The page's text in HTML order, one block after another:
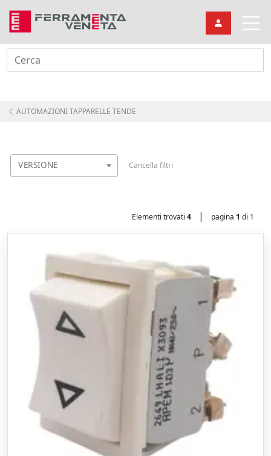
Cerca
AUTOMAZIONI TAPPARELLE TENDE
VERSIONE Cancella filtri
Elementi trovati 4 | pagina 1 di 1